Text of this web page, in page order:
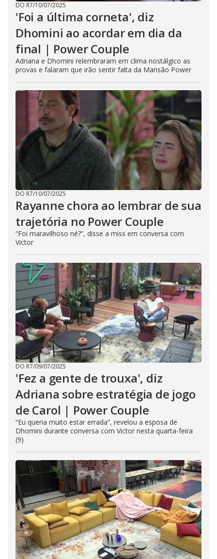
DO R7/10/07/2025
'Foi a última corneta', diz
Dhomini ao acordar em dia da
final | Power Couple
Adriana e Dhomini relembraram em clima nostálgico as
provas e falaram que irão sentir falta da Mansão Power
DO R7/10/07/2025
Rayanne chora ao lembrar de sua
trajetória no Power Couple
“Foi maravilhoso né?”, disse a miss em conversa com
Victor
DO R7/09/07/2025
'Fez a gente de trouxa', diz
Adriana sobre estratégia de jogo
de Carol | Power Couple
“Eu queria muito estar errada”, revelou a esposa de
Dhomini durante conversa com Victor nesta quarta-feira
(9)